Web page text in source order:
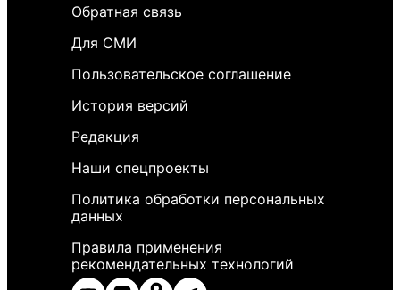
Обратная связь
Для СМИ
Пользовательское соглашение
История версий
Редакция
Наши спецпроекты
Политика обработки персональных
данных
Правила применения
рекомендательных технологий